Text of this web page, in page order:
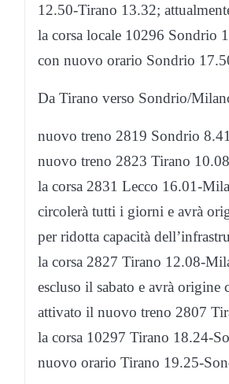
12.50-Tirano 13.32;
la corsa locale 10296 Sondrio
con nuovo orario Sondrio
Da Tirano verso Sondrio/
nuovo treno 2819 Sondrio
nuovo treno 2823 Tirano
la corsa 2831 Lecco 16.01-
circolerà tutti i giorni e avrà
per ridotta capacità
la corsa 2827 Tirano 12.08-
escluso il sabato e avrà origine
attivato il nuovo treno 2807
la corsa 10297 Tirano 18.24-
nuovo orario Tirano 19.25-